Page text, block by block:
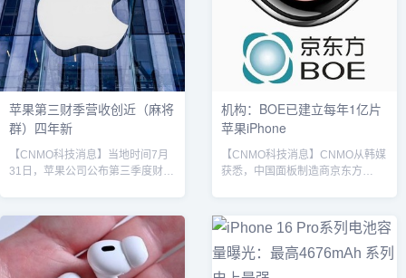
风”（MediaStorm）。据媒体报
道，其创始人潘天鸿（Tim）在
2025年9月10日苹果iPhone 17系
列发布后，立即宣布为所有在职员
苹果第三财季营收创近（麻将
群）四年新
【CNMO科技消息】当地时间7月
31日，苹果公司公布第三季度财报
元，同比增长10%，净利润为
244.3亿美元，同比增长9%，整体
表现远超华尔街预期，实现自2021
年12月以来最强劲的季度营收增
机构：BOE已建立每年1亿片
苹果iPhone
【CNMO科技消息】CNMO从韩媒
获悉，中国面板制造商京东方
系。市场调研机构UBI Research于
6月27日公布的数据显示，BOE通
过专设的B11产线实现这一突破。
该机构分析称："若B11产线以90%